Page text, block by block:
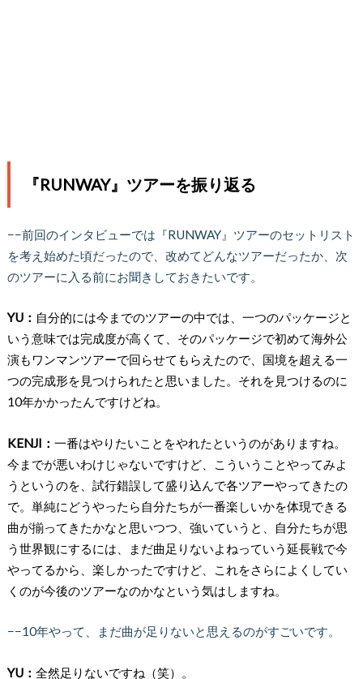
『RUNWAY』ツアーを振り返る
−−前回のインタビューでは『RUNWAY』ツアーのセットリスト
を考え始めた頃だったので、改めてどんなツアーだったか、次
のツアーに入る前にお聞きしておきたいです。
YU： 自分的には今までのツアーの中では、一つのパッケージと
いう意味では完成度が高くて、そのパッケージで初めて海外公
演もワンマンツアーで回らせてもらえたので、国境を超える一
つの完成形を見つけられたと思いました。それを見つけるのに
10年かかったんですけどね。
KENJI： 一番はやりたいことをやれたというのがありますね。
今までが悪いわけじゃないですけど、こういうことやってみよ
うというのを、試行錯誤して盛り込んで各ツアーやってきたの
で。単純にどうやったら自分たちが一番楽しいかを体現できる
曲が揃ってきたかなと思いつつ、強いていうと、自分たちが思
う世界観にするには、まだ曲足りないよねっていう延長戦で今
やってるから、楽しかったですけど、これをさらによくしてい
くのが今後のツアーなのかなという気はしますね。
−−10年やって、まだ曲が足りないと思えるのがすごいです。
YU： 全然足りないですね（笑）。